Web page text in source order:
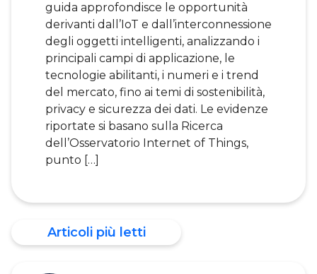
guida approfondisce le opportunità
derivanti dall’IoT e dall’interconnessione
degli oggetti intelligenti, analizzando i
principali campi di applicazione, le
tecnologie abilitanti, i numeri e i trend
del mercato, fino ai temi di sostenibilità,
privacy e sicurezza dei dati. Le evidenze
riportate si basano sulla Ricerca
dell’Osservatorio Internet of Things,
punto […]
Articoli più letti